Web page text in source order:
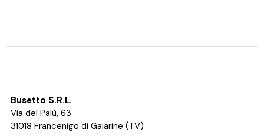
Busetto S.R.L.
Via del Palù, 63
31018 Francenigo di Gaiarine (TV)